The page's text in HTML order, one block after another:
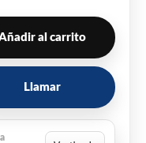
al carrito
Llamar